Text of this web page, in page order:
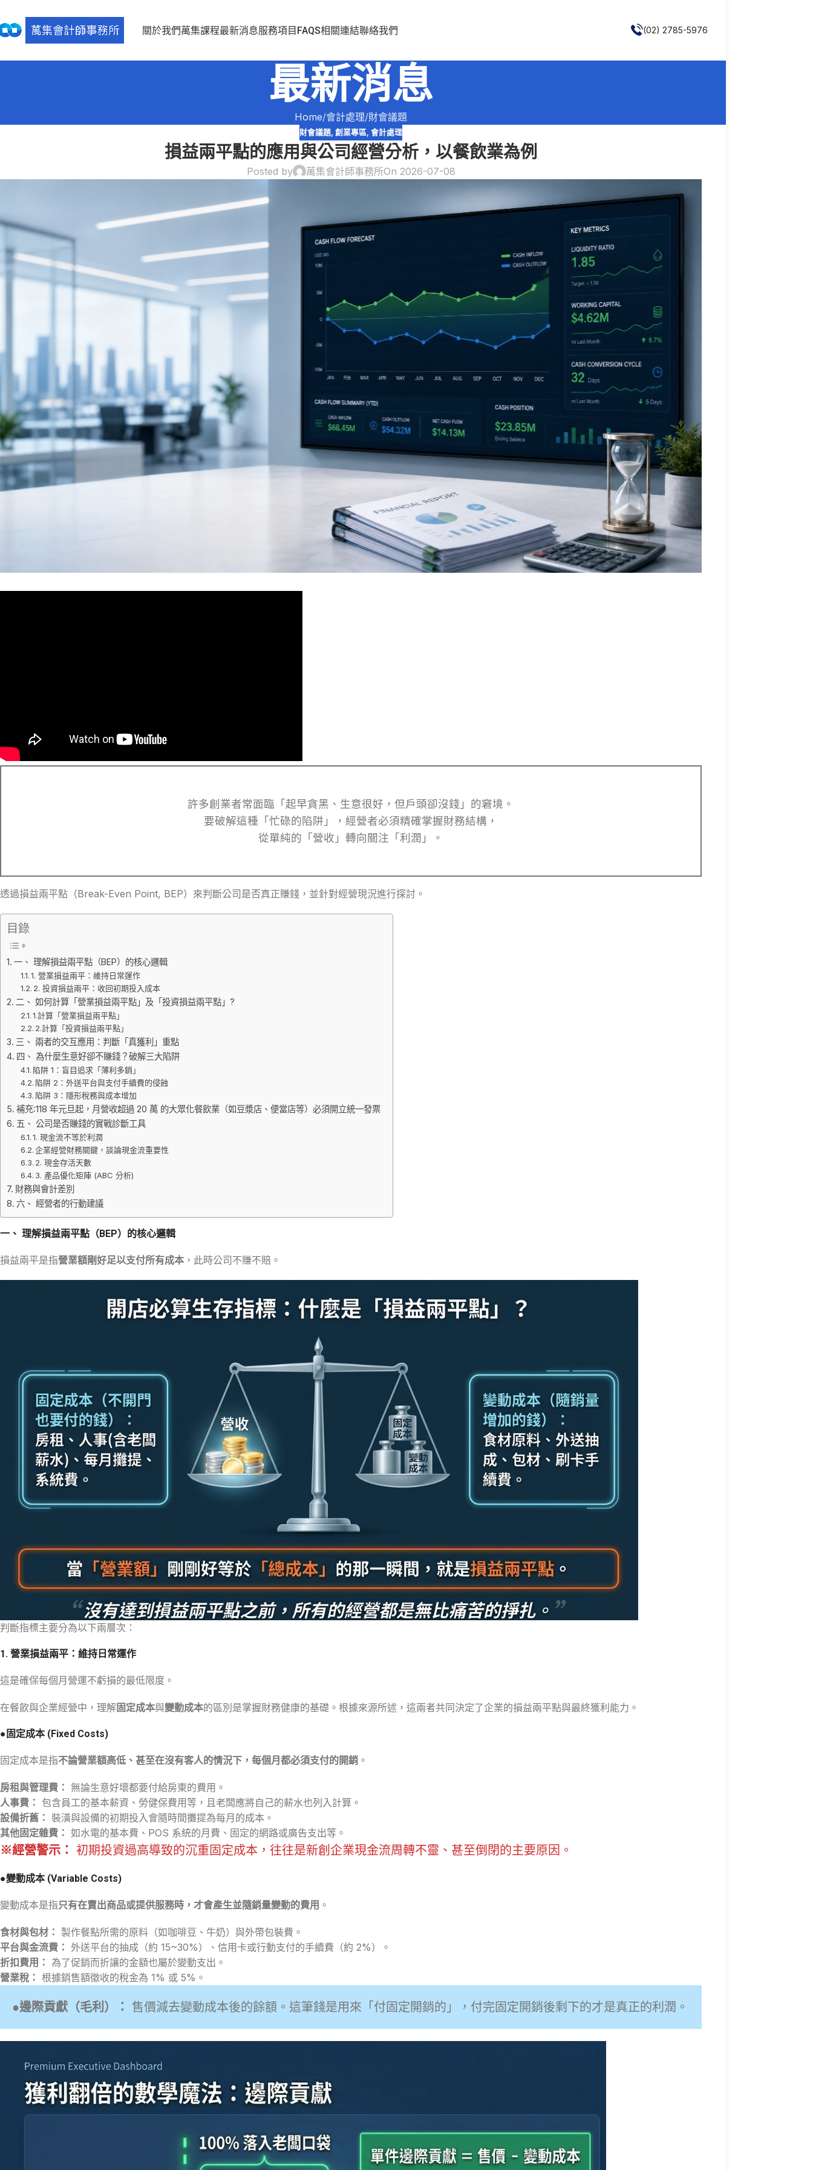
關於我們萬集課程最新消息服務項目 FAQS相關連結聯絡我們 (02) 2785-5976
最新消息
Home 會計處理 財會議題
財會議題, 創業專區, 會計處理
損益兩平點的應用與公司經營分析，以餐飲業為例
Posted by 萬集會計師事務所On 2026-07-08
許多創業者常面臨「起早貪黑、生意很好，但戶頭卻沒錢」的窘境。
要破解這種「忙碌的陷阱」，經營者必須精確掌握財務結構，
從單純的「營收」轉向關注「利潤」。
透過損益兩平點（Break-Even Point, BEP）來判斷公司是否真正賺錢，並針對經營現況進行探討。
目錄
一、 理解損益兩平點（BEP）的核心邏輯
1. 營業損益兩平：維持日常運作
2. 投資損益兩平：收回初期投入成本
二、 如何計算「營業損益兩平點」及「投資損益兩平點」?
1.計算「營業損益兩平點」
2.計算「投資損益兩平點」
三、 兩者的交互應用：判斷「真獲利」重點
四、 為什麼生意好卻不賺錢？破解三大陷阱
陷阱 1：盲目追求「薄利多銷」
陷阱 2：外送平台與支付手續費的侵蝕
陷阱 3：隱形稅務與成本增加
補充:118 年元旦起，月營收超過 20 萬 的大眾化餐飲業（如豆漿店、便當店等）必須開立統一發票
五、 公司是否賺錢的實戰診斷工具
1. 現金流不等於利潤
企業經營財務關鍵，談論現金流重要性
2. 現金存活天數
3. 產品優化矩陣 (ABC 分析)
財務與會計差別
六、 經營者的行動建議
一、 理解損益兩平點（BEP）的核心邏輯
損益兩平是指營業額剛好足以支付所有成本 ，此時公司不賺不賠。
判斷指標主要分為以下兩層次：
1. 營業損益兩平：維持日常運作
這是確保每個月營運不虧損的最低限度。
在餐飲與企業經營中，理解固定成本與變動成本的區別是掌握財務健康的基礎。根據來源所述，這兩者共同決定了企業的損益兩平點與最終獲利能力。
●固定成本 (Fixed Costs)
固定成本是指不論營業額高低、甚至在沒有客人的情況下，每個月都必須支付的開銷 。
房租與管理費： 無論生意好壞都要付給房東的費用。
人事費： 包含員工的基本薪資、勞健保費用等，且老闆應將自己的薪水也列入計算。
設備折舊： 裝潢與設備的初期投入會隨時間攤提為每月的成本。
其他固定雜費： 如水電的基本費、POS 系統的月費、固定的網路或廣告支出等。
※經營警示： 初期投資過高導致的沉重固定成本，往往是新創企業現金流周轉不靈、甚至倒閉的主要原因。
●變動成本 (Variable Costs)
變動成本是指只有在賣出商品或提供服務時，才會產生並隨銷量變動的費用 。
食材與包材： 製作餐點所需的原料（如咖啡豆、牛奶）與外帶包裝費。
平台與金流費： 外送平台的抽成（約 15~30%）、信用卡或行動支付的手續費（約 2%）。
折扣費用： 為了促銷而折讓的金額也屬於變動支出。
營業稅： 根據銷售額徵收的稅金為 1% 或 5%。
●邊際貢獻（毛利）： 售價減去變動成本後的餘額。這筆錢是用來「付固定開銷的」，付完固定開銷後剩下的才是真正的利潤。